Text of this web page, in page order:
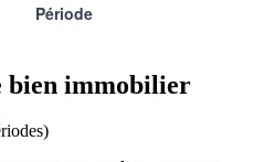
bien immobilier